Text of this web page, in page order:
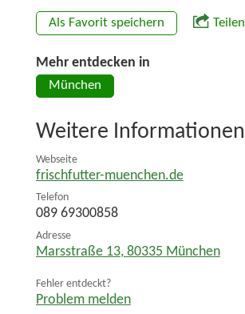
Als Favorit speichern Teilen
Mehr entdecken in
München
Weitere Informationen
Webseite
frischfutter-muenchen.de
Telefon
089 69300858
Adresse
Marsstraße 13, 80335 München
Fehler entdeckt?
Problem melden